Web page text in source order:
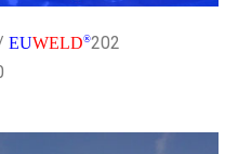
EUWELD®202